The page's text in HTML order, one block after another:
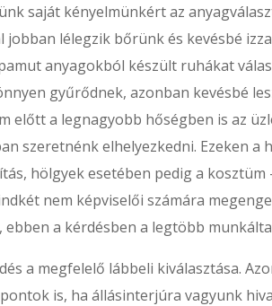
saját kényelmünkért az
lélegzik bőrünk és kevésbé
anyagokból készült ruhákat
gyűrődnek, azonban kevésbé
előtt a legnagyobb hőségben is az
szeretnénk elhelyezkedni. Ezeken a
hölgyek esetében pedig a kosztüm
nem képviselői számára
ebben a kérdésben a legtöbb
a megfelelő lábbeli kiválasztása.
is, ha állásinterjúra vagyunk